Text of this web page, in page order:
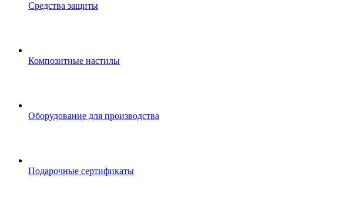
Средства защиты
Композитные настилы
Оборудование для производства
Подарочные сертификаты